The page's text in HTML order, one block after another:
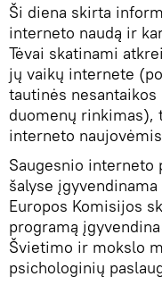
Ši diena skirta
interneto naudą ir
Tėvai skatinami
jų vaikų internete
tautinės
duomenų rinkimas),
interneto
Saugesnio interneto
šalyse
Europos Komisijos
programą
Švietimo ir mokslo
psichologinių